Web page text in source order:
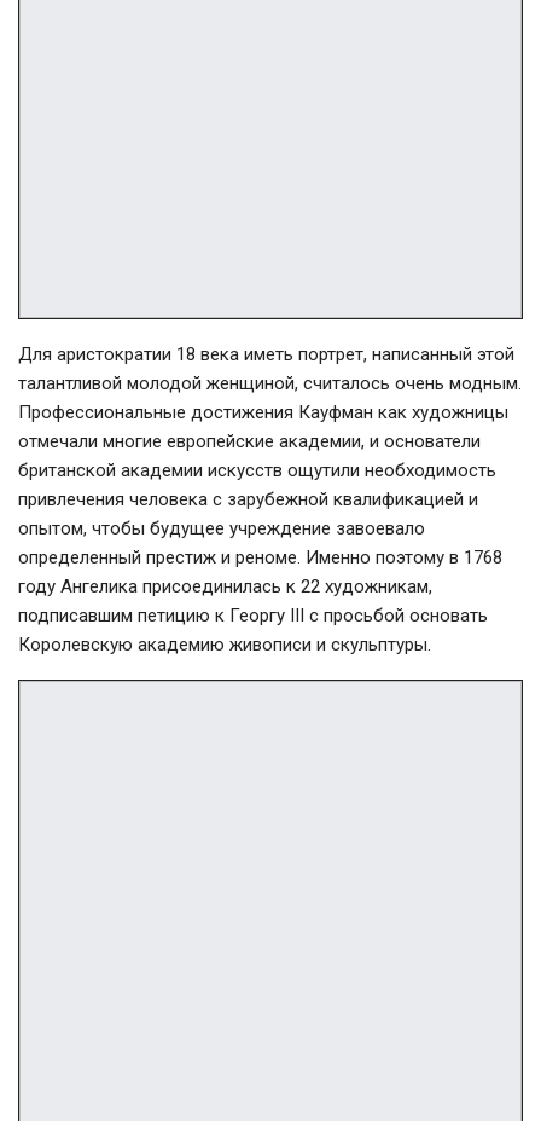
Для аристократии 18 века иметь портрет, написанный этой
талантливой молодой женщиной, считалось очень модным.
Профессиональные достижения Кауфман как художницы
отмечали многие европейские академии, и основатели
британской академии искусств ощутили необходимость
привлечения человека с зарубежной квалификацией и
опытом, чтобы будущее учреждение завоевало
определенный престиж и реноме. Именно поэтому в 1768
году Ангелика присоединилась к 22 художникам,
подписавшим петицию к Георгу III с просьбой основать
Королевскую академию живописи и скульптуры.